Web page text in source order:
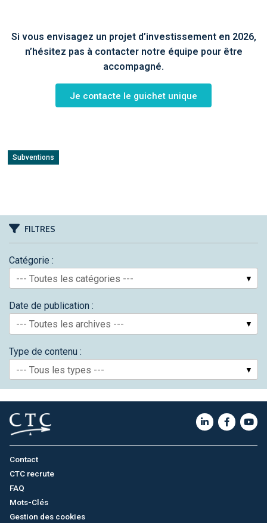
Si vous envisagez un projet d’investissement en 2026,
n’hésitez pas à contacter notre équipe pour être
accompagné.
Je contacte le guichet unique
Subventions
FILTRES
Catégorie :
--- Toutes les catégories ---
Date de publication :
--- Toutes les archives ---
Type de contenu :
--- Tous les types ---
Contact
CTC recrute
FAQ
Mots-Clés
Gestion des cookies